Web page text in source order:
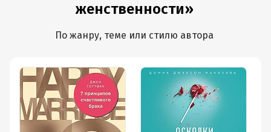
женственности»
По жанру, теме или стилю автора